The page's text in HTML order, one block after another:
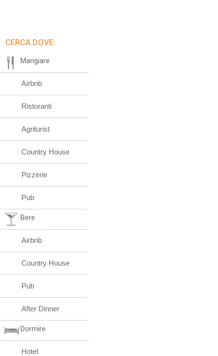
CERCA DOVE:
Mangiare
Airbnb
Ristoranti
Agriturist
Country House
Pizzerie
Pub
Bere
Airbnb
Country House
Pub
After Dinner
Dormire
Hotel